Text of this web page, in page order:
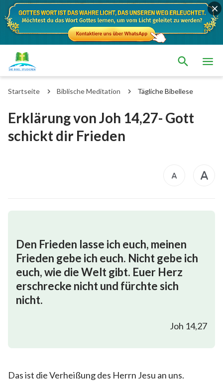
Startseite Biblische Meditation Tägliche Bibellese
Erklärung von Joh 14,27- Gott
schickt dir Frieden
Den Frieden lasse ich euch, meinen
Frieden gebe ich euch. Nicht gebe ich
euch, wie die Welt gibt. Euer Herz
erschrecke nicht und fürchte sich
nicht.
Joh 14,27
Das ist die Verheißung des Herrn Jesu an uns.